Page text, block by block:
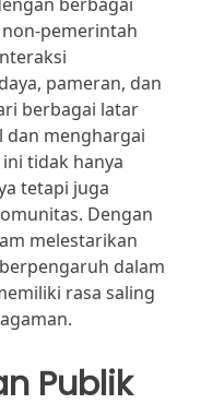
pemerintah
pameran, dan
berbagai latar
dan menghargai
tidak hanya
tetapi juga
Dengan
melestarikan
dalam
rasa saling
Publik